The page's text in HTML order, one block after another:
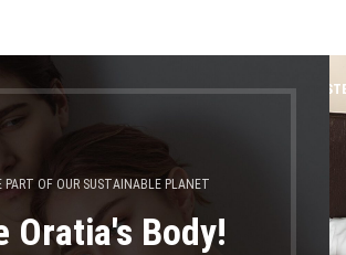
PART OF OUR SUSTAINABLE PLANET
Oratia's Body!
0,00€ LOGIN /
ρουχα υπνου
θα